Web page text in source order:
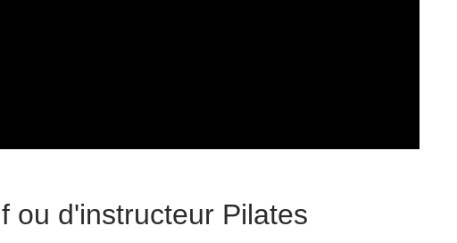
ou d'instructeur Pilates